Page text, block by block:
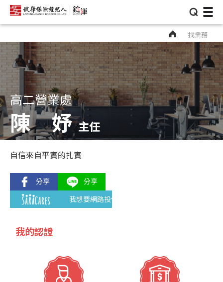
⌕
找業務
高二營業處
陳 妤 主任
自信來自平實的扎實
我想要網路投保
我的認證